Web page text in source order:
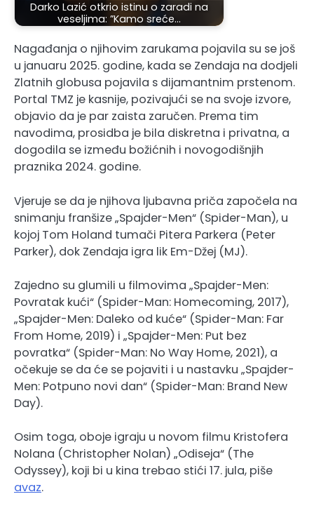
Darko Lazić otkrio istinu o zaradi na
veseljima: ”Kamo sreće…
Nagađanja o njihovim zarukama pojavila su se još
u januaru 2025. godine, kada se Zendaja na dodjeli
Zlatnih globusa pojavila s dijamantnim prstenom.
Portal TMZ je kasnije, pozivajući se na svoje izvore,
objavio da je par zaista zaručen. Prema tim
navodima, prosidba je bila diskretna i privatna, a
dogodila se između božićnih i novogodišnjih
praznika 2024. godine.
Vjeruje se da je njihova ljubavna priča započela na
snimanju franšize „Spajder-Men“ (Spider-Man), u
kojoj Tom Holand tumači Pitera Parkera (Peter
Parker), dok Zendaja igra lik Em-Džej (MJ).
Zajedno su glumili u filmovima „Spajder-Men:
Povratak kući“ (Spider-Man: Homecoming, 2017),
„Spajder-Men: Daleko od kuće“ (Spider-Man: Far
From Home, 2019) i „Spajder-Men: Put bez
povratka“ (Spider-Man: No Way Home, 2021), a
očekuje se da će se pojaviti i u nastavku „Spajder-
Men: Potpuno novi dan“ (Spider-Man: Brand New
Day).
Osim toga, oboje igraju u novom filmu Kristofera
Nolana (Christopher Nolan) „Odiseja“ (The
Odyssey), koji bi u kina trebao stići 17. jula, piše
avaz.